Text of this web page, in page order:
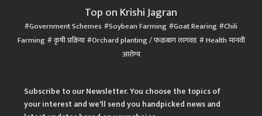
Top on Krishi Jagran
Government Schemes Soybean Farming Goat Rearing Chili
Farming कृषी प्रक्रिया Orchard planting / फळबाग लागवड Health मानवी
आरोग्य
Subscribe to our Newsletter. You choose the topics of
your interest and we'll send you handpicked news and